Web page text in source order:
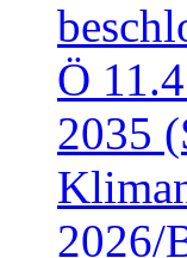
Ö
2035
2026/